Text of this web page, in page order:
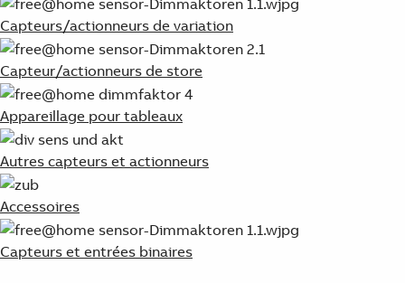
Capteurs/actionneurs de variation
Capteur/actionneurs de store
Appareillage pour tableaux
Autres capteurs et actionneurs
Accessoires
Capteurs et entrées binaires